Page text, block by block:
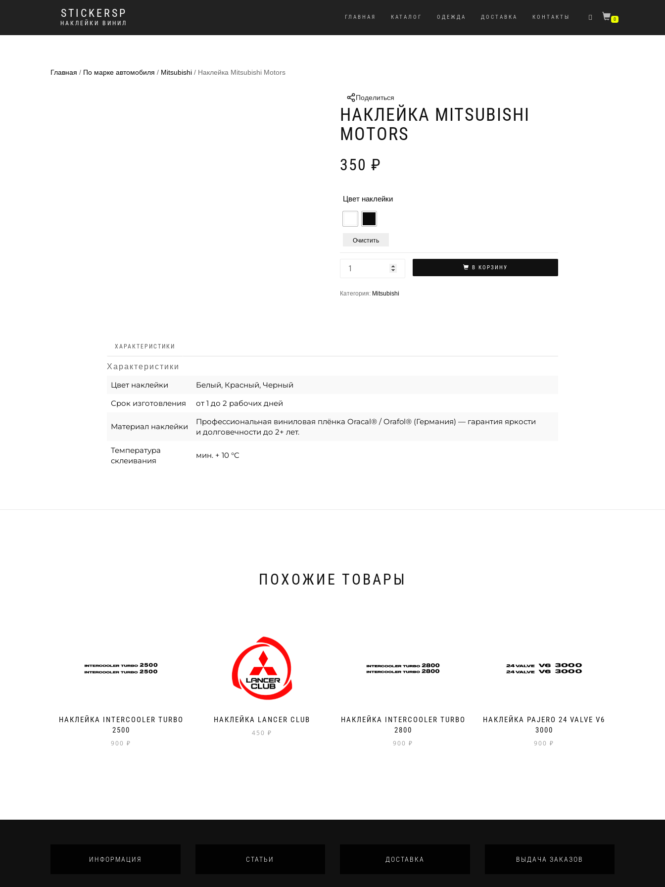
STICKERSP
НАКЛЕЙКИ ВИНИЛ
ГЛАВНАЯ КАТАЛОГ ОДЕЖДА ДОСТАВКА КОНТАКТЫ 0
Главная / По марке автомобиля / Mitsubishi / Наклейка Mitsubishi Motors
Поделиться
НАКЛЕЙКА MITSUBISHI
MOTORS
350 ₽
Цвет наклейки
Очистить
В КОРЗИНУ
Категория: Mitsubishi
ХАРАКТЕРИСТИКИ
Характеристики
Цвет наклейки
Белый, Красный, Черный
Срок изготовления
от 1 до 2 рабочих дней
Материал наклейки
Профессиональная виниловая плёнка Oracal® / Orafol® (Германия) — гарантия яркости
и долговечности до 2+ лет.
Температура
склеивания
мин. + 10 °C
ПОХОЖИЕ ТОВАРЫ
НАКЛЕЙКА INTERCOOLER TURBO
2500
900 ₽
НАКЛЕЙКА LANCER CLUB
450 ₽
НАКЛЕЙКА INTERCOOLER TURBO
2800
900 ₽
НАКЛЕЙКА PAJERO 24 VALVE V6
3000
900 ₽
ИНФОРМАЦИЯ СТАТЬИ ДОСТАВКА ВЫДАЧА ЗАКАЗОВ